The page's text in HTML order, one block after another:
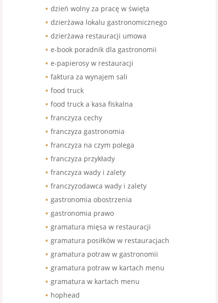
dzień wolny za pracę w święta
dzierżawa lokalu gastronomicznego
dzierżawa restauracji umowa
e-book poradnik dla gastronomii
e-papierosy w restauracji
faktura za wynajem sali
food truck
food truck a kasa fiskalna
franczyza cechy
franczyza gastronomia
franczyza na czym polega
franczyza przykłady
franczyza wady i zalety
franczyzodawca wady i zalety
gastronomia obostrzenia
gastronomia prawo
gramatura mięsa w restauracji
gramatura posiłków w restauracjach
gramatura potraw w gastronomii
gramatura potraw w kartach menu
gramatura w kartach menu
hophead